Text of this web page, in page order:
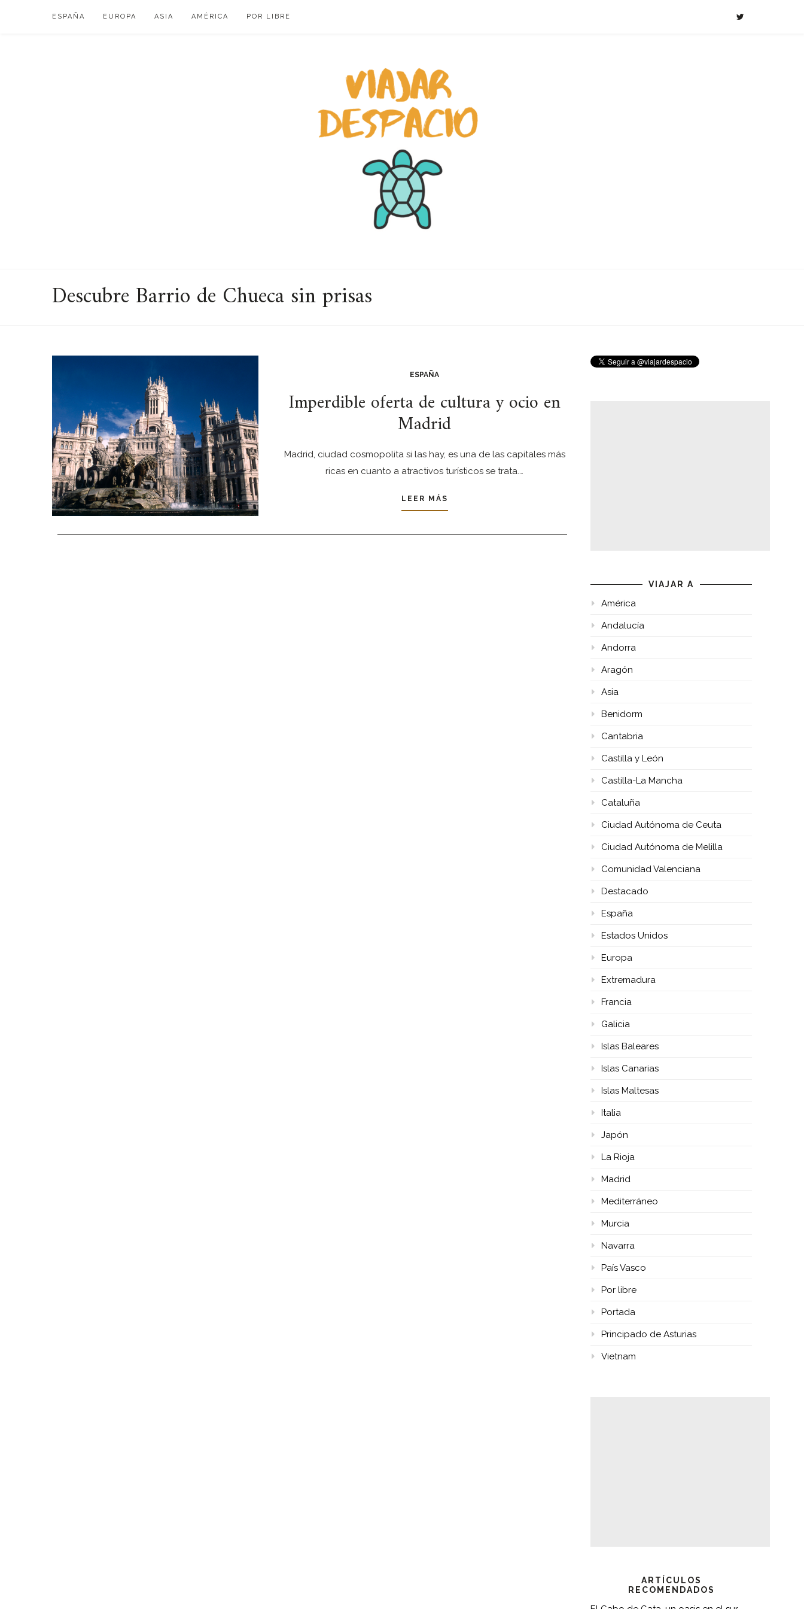
ESPAÑA EUROPA ASIA AMÉRICA POR LIBRE
Descubre Barrio de Chueca sin prisas
ESPAÑA
Imperdible oferta de cultura y ocio en
Madrid
Madrid, ciudad cosmopolita si las hay, es una de las capitales más
ricas en cuanto a atractivos turísticos se trata.…
LEER MÁS
VIAJAR A
América
Andalucía
Andorra
Aragón
Asia
Benidorm
Cantabria
Castilla y León
Castilla-La Mancha
Cataluña
Ciudad Autónoma de Ceuta
Ciudad Autónoma de Melilla
Comunidad Valenciana
Destacado
España
Estados Unidos
Europa
Extremadura
Francia
Galicia
Islas Baleares
Islas Canarias
Islas Maltesas
Italia
Japón
La Rioja
Madrid
Mediterráneo
Murcia
Navarra
País Vasco
Por libre
Portada
Principado de Asturias
Vietnam
ARTÍCULOS
RECOMENDADOS